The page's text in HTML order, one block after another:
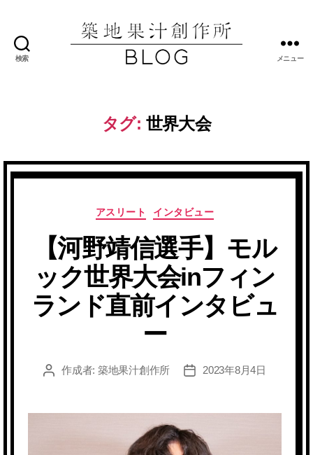
検索
汁
創
所
ブ
グ
メニュー
タグ: 世界大会
カ
ゴ
リ
ー
アスリート インタビュー
【河野靖信選手】モル
ック世界大会inフィン
ランド直前インタビュ
ー
投 作成者: 築地果汁創作所
投
2023年8月4日